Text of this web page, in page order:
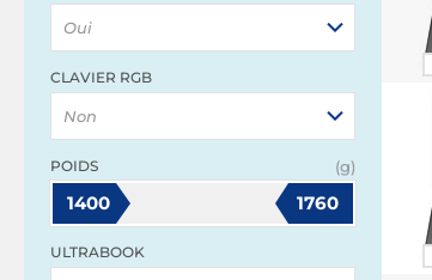
Oui
CLAVIER RGB
Non
POIDS (g)
1400 1760
ULTRABOOK